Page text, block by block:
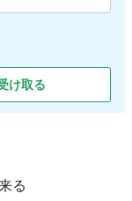
け取る
る